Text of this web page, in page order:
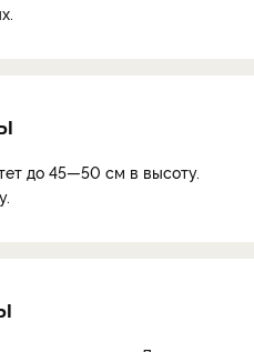
до 45—50 см в высоту.